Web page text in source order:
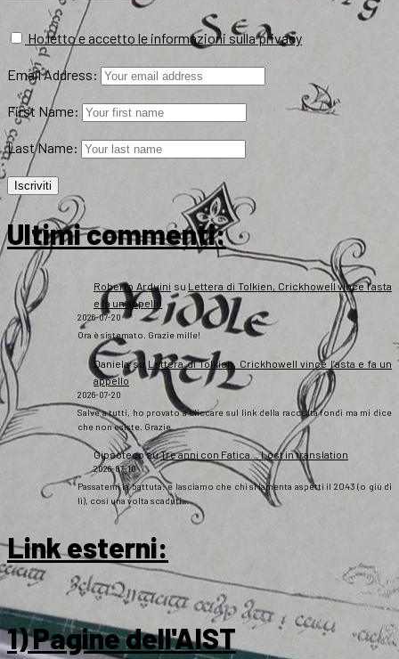
Ho letto e accetto le informazioni sulla privacy
Email Address:
First Name:
Last Name:
Ultimi commenti:
Roberto Arduini su Lettera di Tolkien, Crickhowell vince l’asta
e fa un appello
2026-07-20
Ora è sistemato. Grazie mille!
DanielasuLettera di Tolkien, Crickhowell vince l’asta e fa un
appello
2026-07-20
Salve a tutti, ho provato a cliccare sul link della raccolta fondi ma mi dice
che non esiste. Grazie
GipsotecosuTre anni con Fatica… Lost in translation
2026-07-10
Passatemi la battuta: e lasciamo che chi si lamenta aspetti il 2043 (o giù di
lì), così una volta scaduti…
Link esterni:
1) Pagine dell'AIST